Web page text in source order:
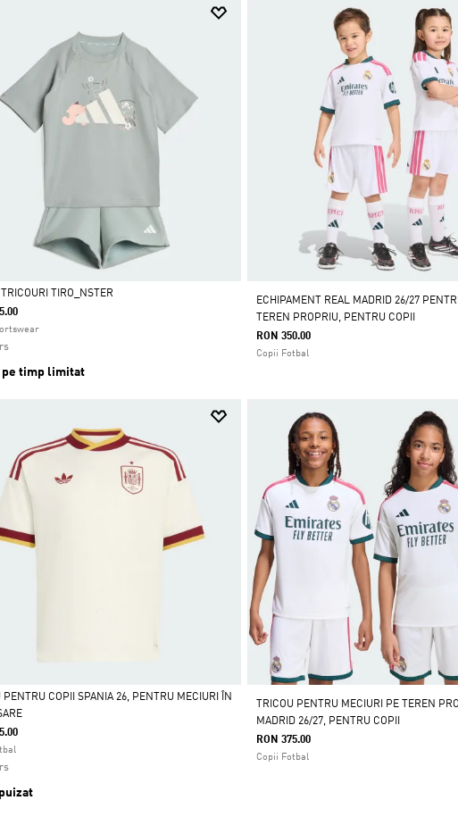
TIRO_NSTER
pe timp limitat
ECHIPAMENT REAL MADRID 26/27
TEREN PROPRIU, PENTRU COPII
RON 350.00
Copii Fotbal
PENTRU COPII SPANIA 26, PENTRU MECIURI ÎN
TRICOU PENTRU MECIURI PE TEREN
MADRID 26/27, PENTRU COPII
RON 375.00
Copii Fotbal